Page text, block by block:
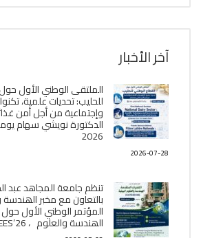
آخر الأخبار
الملتقى الوطني الأول
للحليب: تحديات علمية،
وإجتماعية من أجل أمن
2026
2026-07-28
تنظم جامعة المجاهد عبد
بالتعاون مع مخبر الھندسة
المؤتمر الوطني الأول حول
الھندسة والعلوم ، CATEES’26’البیئية